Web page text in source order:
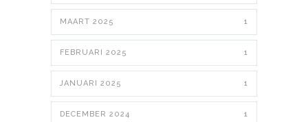
MAART 2025 1
FEBRUARI 2025 1
JANUARI 2025 1
DECEMBER 2024 1